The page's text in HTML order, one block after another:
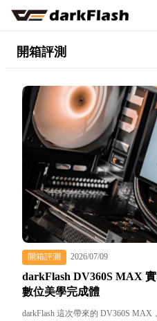
keyboard_arrow_down
所有商品
keyboard_arrow_down
關於我們
keyboard_arrow_down
部落格
keyboard_arrow_down
支援服務
快速詢價
成為經銷商
開箱評測
開箱評測 2026/07/09
darkFlash DV360S MAX
數位美學完成體
darkFlash 這次帶來的 DV360S